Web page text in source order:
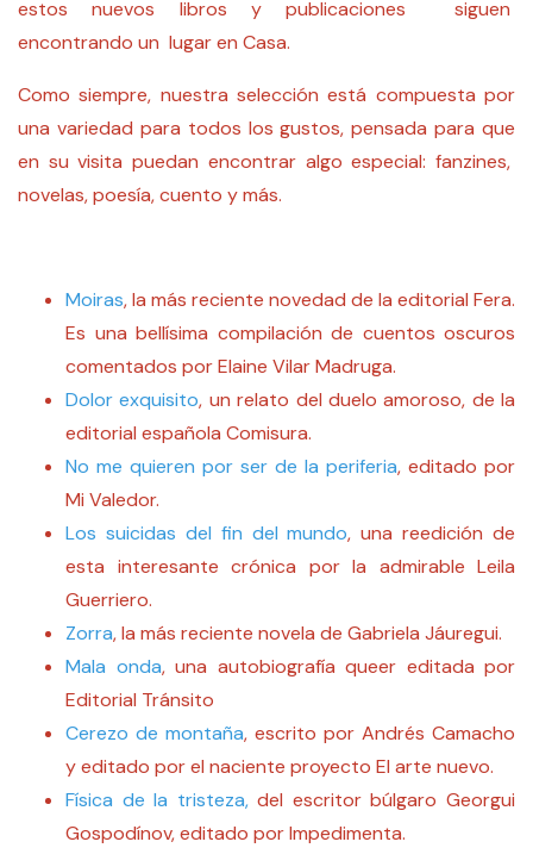
estos nuevos libros y publicaciones siguen
encontrando un lugar en Casa.
Como siempre, nuestra selección está compuesta por
una variedad para todos los gustos, pensada para que
en su visita puedan encontrar algo especial: fanzines,
novelas, poesía, cuento y más.
Moiras, la más reciente novedad de la editorial Fera.
Es una bellísima compilación de cuentos oscuros
comentados por Elaine Vilar Madruga.
Dolor exquisito, un relato del duelo amoroso, de la
editorial española Comisura.
No me quieren por ser de la periferia, editado por
Mi Valedor.
Los suicidas del fin del mundo, una reedición de
esta interesante crónica por la admirable Leila
Guerriero.
Zorra, la más reciente novela de Gabriela Jáuregui.
Mala onda, una autobiografía queer editada por
Editorial Tránsito
Cerezo de montaña, escrito por Andrés Camacho
y editado por el naciente proyecto El arte nuevo.
Física de la tristeza,del escritor búlgaro Georgui
Gospodínov, editado por Impedimenta.